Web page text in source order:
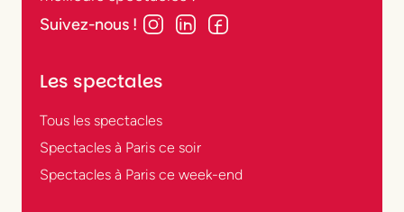
Suivez-nous !
Les spectales
Tous les spectacles
Spectacles à Paris ce soir
Spectacles à Paris ce week-end